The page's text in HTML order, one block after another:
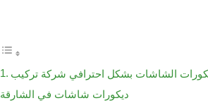
الشاشات بشكل احترافي شركة تركيب
ديكورات شاشات في الشارقة